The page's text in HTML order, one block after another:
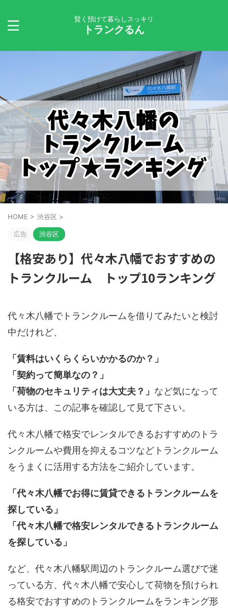
賢く預けて暮らしスッキリ
トランクるん
HOME > 渋谷区 >
広告 渋谷区
【格安あり】代々木八幡でおすすめの
トランクルーム トップ10ランキング
代々木八幡でトランクルームを借りてみたいと検討
中だけれど、
「賃料はいくらくらいかかるのか？」
「契約って簡単なの？」
「荷物のセキュリティは大丈夫？」 など気になって
いる方は、この記事を確認して見て下さい。
代々木八幡で格安でレンタルできるおすすめのトラ
ンクルームや費用を抑えるコツなどトランクルーム
をうまくに活用する方法をご紹介しています。
「代々木八幡でお得に賃貸できるトランクルームを
探している」
「代々木八幡で格安レンタルできるトランクルーム
を探している」
など、代々木八幡駅周辺のトランクルーム選びで迷
っている方、代々木八幡で安心して荷物を預けられ
る格安でおすすめのトランクルームをランキング形